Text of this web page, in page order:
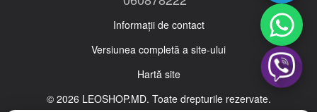
Informații de contact
Versiunea completă a site-ului
Hartă site
© 2026 LEOSHOP.MD. Toate drepturile rezervate.